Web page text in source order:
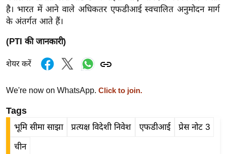
इं
डि
या
हि
ज
ग
ऑ
टो
है। भारत में आने वाले अधिकतर एफडीआई स्वचालित अनुमोदन मार्ग
के अंतर्गत आते हैं।
(PTI की जानकारी)
शेयर करें
We're now on WhatsApp. Click to join.
Tags
भूमि सीमा साझा प्रत्यक्ष विदेशी निवेश एफडीआई प्रेस नोट 3
चीन